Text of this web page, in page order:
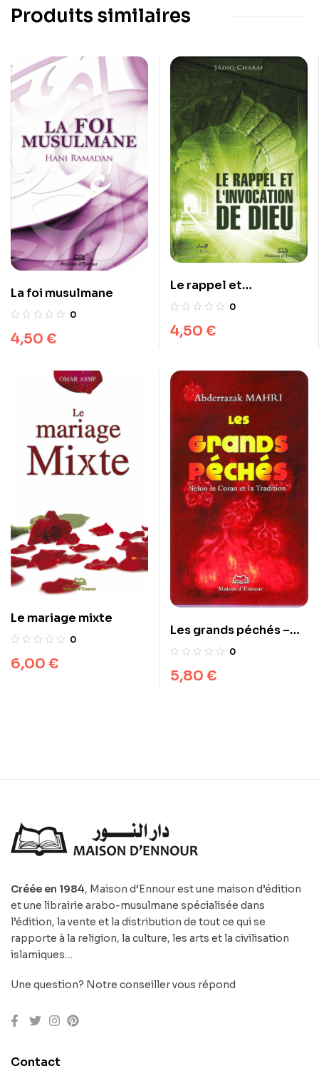
Produits similaires
La foi musulmane
0
4,50 €
Le rappel et
l’invocation de Dieu
0
4,50 €
Le mariage mixte
0
6,00 €
Les grands péchés –
Selon le Coran et la
0
5,80 €
Créée en 1984, Maison d’Ennour est une maison d’édition
et une librairie arabo-musulmane spécialisée dans
l’édition, la vente et la distribution de tout ce qui se
rapporte à la religion, la culture, les arts et la civilisation
islamiques…
Une question? Notre conseiller vous répond
Contact